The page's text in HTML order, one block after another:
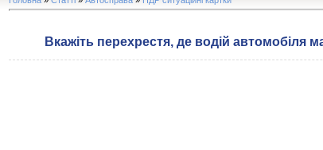
Вкажіть перехрестя, де водій автомобіля